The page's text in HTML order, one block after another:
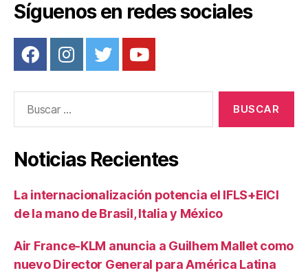
k
Síguenos en redes sociales
Noticias Recientes
La internacionalización potencia el IFLS+EICI
de la mano de Brasil, Italia y México
Air France-KLM anuncia a Guilhem Mallet como
nuevo Director General para América Latina